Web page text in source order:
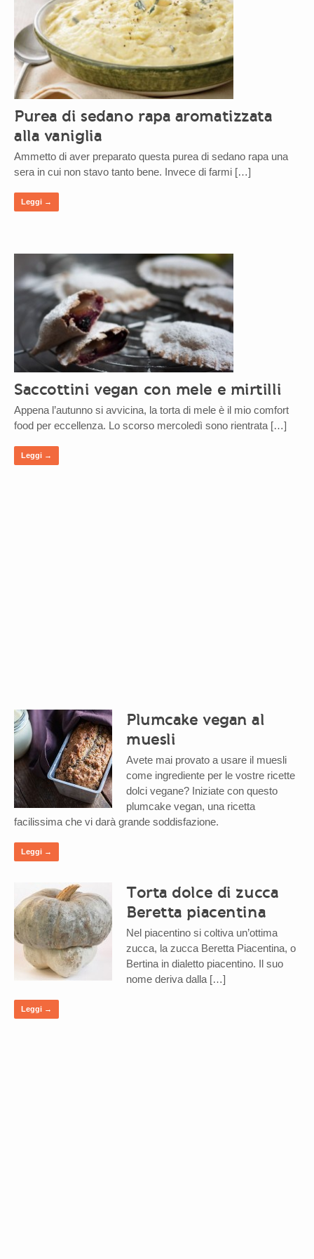
Purea di sedano rapa aromatizzata
alla vaniglia
Ammetto di aver preparato questa purea di sedano rapa una
sera in cui non stavo tanto bene. Invece di farmi […]
Leggi →
Saccottini vegan con mele e mirtilli
Appena l’autunno si avvicina, la torta di mele è il mio comfort
food per eccellenza. Lo scorso mercoledì sono rientrata […]
Leggi →
Plumcake vegan al
muesli
Avete mai provato a usare il muesli
come ingrediente per le vostre ricette
dolci vegane? Iniziate con questo
plumcake vegan, una ricetta
facilissima che vi darà grande soddisfazione.
Leggi →
Torta dolce di zucca
Beretta piacentina
Nel piacentino si coltiva un’ottima
zucca, la zucca Beretta Piacentina, o
Bertina in dialetto piacentino. Il suo
nome deriva dalla […]
Leggi →